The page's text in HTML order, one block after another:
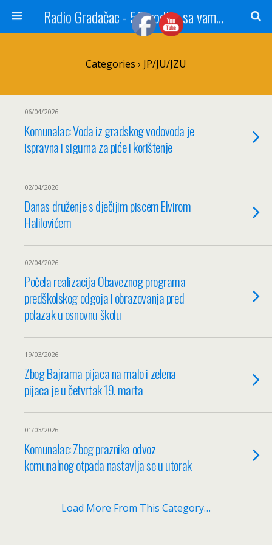
Radio Gradačac - 56 godina sa vama...
Categories › JP/JU/JZU
06/04/2026
Komunalac: Voda iz gradskog vodovoda je
ispravna i sigurna za piće i korištenje
02/04/2026
Danas druženje s dječijim piscem Elvirom
Halilovićem
02/04/2026
Počela realizacija Obaveznog programa
predškolskog odgoja i obrazovanja pred
polazak u osnovnu školu
19/03/2026
Zbog Bajrama pijaca na malo i zelena
pijaca je u četvrtak 19. marta
01/03/2026
Komunalac: Zbog praznika odvoz
komunalnog otpada nastavlja se u utorak
Load More From This Category…